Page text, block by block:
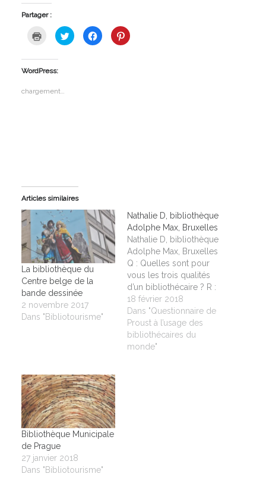
Partager :
Cliquer
pour
imprimer(ouvre
une
nouvelle
fenêtre)
Cliquez
pour
partager
Cliquez
pour
partager
Cliquez
pour
WordPress:
chargement…
Articles similaires
La bibliothèque du
Centre belge de la
bande dessinée
2 novembre 2017
Dans "Bibliotourisme"
Nathalie D, bibliothèque
Adolphe Max, Bruxelles
Nathalie D, bibliothèque
Adolphe Max, Bruxelles
Q : Quelles sont pour
vous les trois qualités
d’un bibliothécaire ? R :
Polyvalence, tolérance,
empathie. Q : Si vous
échangiez pour une
semaine votre place
dans une bibliothèque
18 février 2018
Dans "Questionnaire de
Proust à l’usage des
bibliothécaires du
monde"
Bibliothèque Municipale
de Prague
27 janvier 2018
Dans "Bibliotourisme"